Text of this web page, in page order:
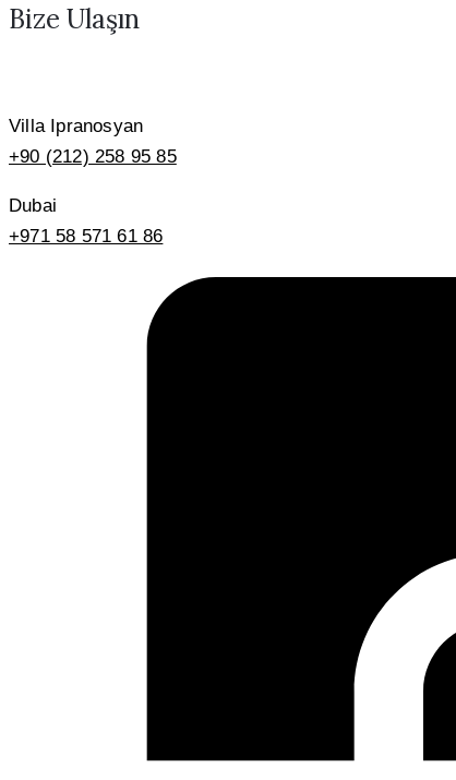
Bize Ulaşın
Villa Ipranosyan
+90 (212) 258 95 85
Dubai
+971 58 571 61 86